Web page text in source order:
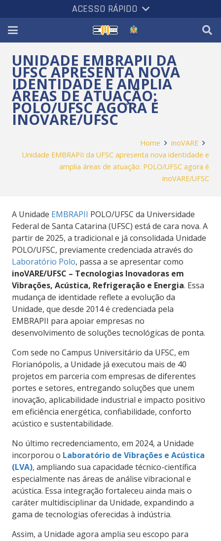
ACESSO RÁPIDO
UNIDADE EMBRAPII DA
UFSC APRESENTA NOVA
IDENTIDADE E AMPLIA
ÁREAS DE ATUAÇÃO:
POLO/UFSC AGORA É
INOVARE/UFSC
Home
inoVARE
Unidade EMBRAPII da UFSC apresenta nova identidade e
amplia áreas de atuação: POLO/UFSC agora é
inoVARE/UFSC
A Unidade EMBRAPII POLO/UFSC da Universidade
Federal de Santa Catarina (UFSC) está de cara nova. A
partir de 2025, a tradicional e já consolidada Unidade
POLO/UFSC, previamente credenciada através do
Laboratório Polo, passa a se apresentar como
inoVARE/UFSC – Tecnologias Inovadoras em
Vibrações, Acústica, Refrigeração e Energia. Essa
mudança de identidade reflete a evolução da
Unidade, que desde 2014 é credenciada pela
EMBRAPII para apoiar empresas no
desenvolvimento de soluções tecnológicas de ponta.
Com sede no Campus Universitário da UFSC, em
Florianópolis, a Unidade já executou mais de 40
projetos em parceria com empresas de diferentes
portes e setores, entregando soluções que unem
inovação, aplicabilidade industrial e impacto positivo
em eficiência energética, confiabilidade, conforto
acústico e sustentabilidade.
No último recredenciamento, em 2024, a Unidade
incorporou o Laboratório de Vibrações e Acústica
(LVA), ampliando sua capacidade técnico-científica
especialmente nas áreas de análise vibracional e
acústica. Essa integração fortaleceu ainda mais o
caráter multidisciplinar da Unidade, expandindo a
gama de tecnologias oferecidas à indústria.
Assim, a Unidade agora amplia seu escopo para